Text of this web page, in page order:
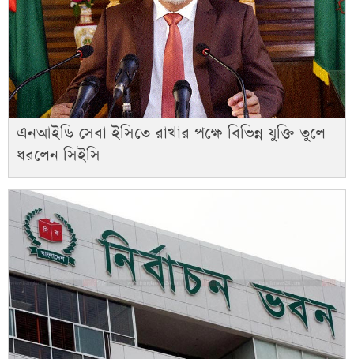
এনআইডি সেবা ইসিতে রাখার পক্ষে বিভিন্ন যুক্তি তুলে
ধরলেন সিইসি